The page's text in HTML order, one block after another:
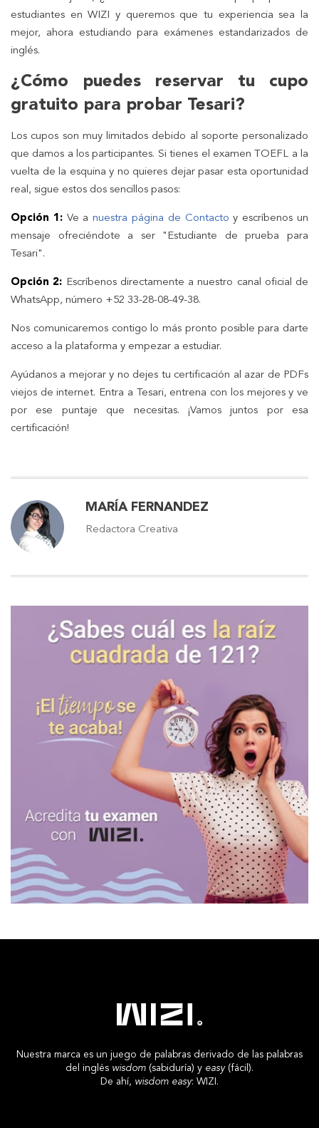
estudiantes en WIZI y queremos que tu experiencia sea la
mejor, ahora estudiando para exámenes estandarizados de
inglés.
¿Cómo puedes reservar tu cupo
gratuito para probar Tesari?
Los cupos son muy limitados debido al soporte personalizado
que damos a los participantes. Si tienes el examen TOEFL a la
vuelta de la esquina y no quieres dejar pasar esta oportunidad
real, sigue estos dos sencillos pasos:
Opción 1: Ve anuestra página de Contacto y escríbenos un
mensaje ofreciéndote a ser "Estudiante de prueba para
Tesari".
Opción 2: Escríbenos directamente a nuestro canal oficial de
WhatsApp, número +52 33-28-08-49-38.
Nos comunicaremos contigo lo más pronto posible para darte
acceso a la plataforma y empezar a estudiar.
Ayúdanos a mejorar y no dejes tu certificación al azar de PDFs
viejos de internet. Entra a Tesari, entrena con los mejores y ve
por ese puntaje que necesitas. ¡Vamos juntos por esa
certificación!
MARÍA FERNANDEZ
Redactora Creativa
Nuestra marca es un juego de palabras derivado de las palabras
del inglés wisdom (sabiduría) y easy(fácil).
De ahí, wisdom easy: WIZI.